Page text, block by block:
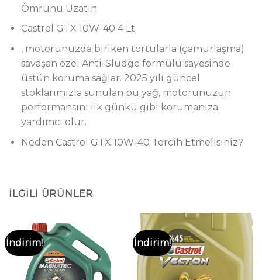
Ömrünü Uzatın
Castrol GTX 10W-40 4 Lt
, motorunuzda biriken tortularla (çamurlaşma)
savaşan özel Anti-Sludge formülü sayesinde
üstün koruma sağlar. 2025 yılı güncel
stoklarımızla sunulan bu yağ, motorunuzun
performansını ilk günkü gibi korumanıza
yardımcı olur.
Neden Castrol GTX 10W-40 Tercih Etmelisiniz?
İLGILI ÜRÜNLER
İndirim! İndirim!